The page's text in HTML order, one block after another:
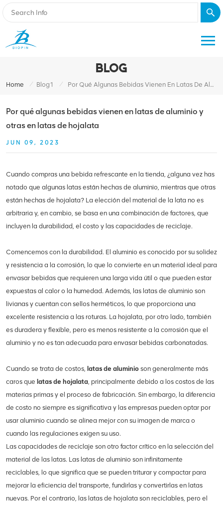
BLOG
Home / Blog1 / Por Qué Algunas Bebidas Vienen En Latas De Aluminio Y Otras En Latas De Hojalata
Por qué algunas bebidas vienen en latas de aluminio y
otras en latas de hojalata
JUN 09, 2023
Cuando compras una bebida refrescante en la tienda, ¿alguna vez has
notado que algunas latas están hechas de aluminio, mientras que otras
están hechas de hojalata? La elección del material de la lata no es
arbitraria y, en cambio, se basa en una combinación de factores, que
incluyen la durabilidad, el costo y las capacidades de reciclaje.
Comencemos con la durabilidad. El aluminio es conocido por su solidez
y resistencia a la corrosión, lo que lo convierte en un material ideal para
envasar bebidas que requieren una larga vida útil o que pueden estar
expuestas al calor o la humedad. Además, las latas de aluminio son
livianas y cuentan con sellos herméticos, lo que proporciona una
excelente resistencia a las roturas. La hojalata, por otro lado, también
es duradera y flexible, pero es menos resistente a la corrosión que el
aluminio y no es tan adecuada para envasar bebidas carbonatadas.
Cuando se trata de costos, latas de aluminio son generalmente más
caros que latas de hojalata , principalmente debido a los costos de las
materias primas y el proceso de fabricación. Sin embargo, la diferencia
de costo no siempre es significativa y las empresas pueden optar por
usar aluminio cuando se alinea mejor con su imagen de marca o
cuando las regulaciones exigen su uso.
Las capacidades de reciclaje son otro factor crítico en la selección del
material de las latas. Las latas de aluminio son infinitamente
reciclables, lo que significa que se pueden triturar y compactar para
mejorar la eficiencia del transporte, fundirlas y convertirlas en latas
nuevas. Por el contrario, las latas de hojalata son reciclables, pero el